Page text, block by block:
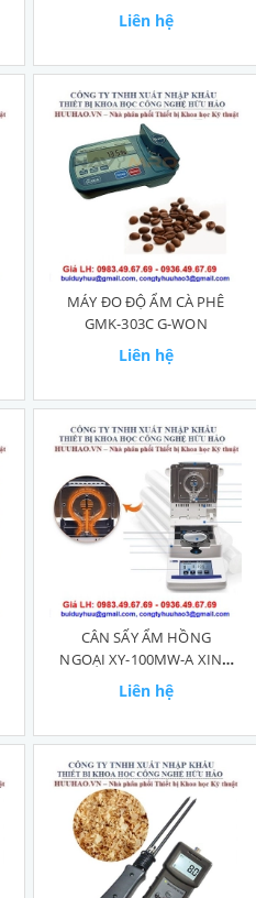
Liên hệ
MÁY ĐO ĐỘ ẨM CÀ PHÊ
GMK-303C G-WON
Liên hệ
CÂN SẤY ẨM HỒNG
NGOẠI XY-100MW-A XING
YUN
Liên hệ